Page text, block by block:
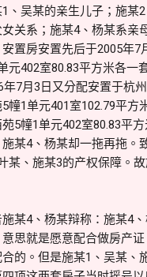
、吴某的亲生儿子；施某
女关系；施某4、杨某系亲
置房安置先后于2005年7
元402室80.83平方米各一
年7月3日又分配安置于杭
幢1单元401室102.79平
5幢1单元402室80.83平
某4、杨某却一拖再拖。
某、施某3的产权保障。
某4、杨某辩称：施某4
思就是愿意配合做房产
合的。但是施某1、吴某、